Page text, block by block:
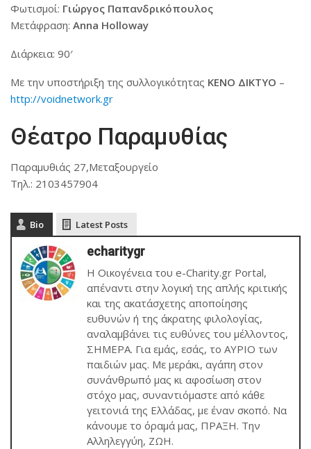
Φωτισμοί: Γιώργος Παπανδρικόπουλος
Μετάφραση: Anna Holloway
Διάρκεια: 90′
Με την υποστήριξη της συλλογικότητας ΚΕΝΟ ΔΙΚΤΥΟ –
http://voidnetwork.gr
Θέατρο Παραμυθίας
Παραμυθιάς 27,Μεταξουργείο
Τηλ.: 2103457904
Bio Latest Posts
echaritygr
Η Οικογένεια του e-Charity.gr Portal,
απέναντι στην λογική της απλής κριτικής
και της ακατάσχετης αποποίησης
ευθυνών ή της άκρατης φιλολογίας,
αναλαμβάνει τις ευθύνες του μέλλοντος,
ΣΗΜΕΡΑ. Για εμάς, εσάς, το ΑΥΡΙΟ των
παιδιών μας. Με μεράκι, αγάπη στον
συνάνθρωπό μας κι αφοσίωση στον
στόχο μας, συναντιόμαστε από κάθε
γειτονιά της Ελλάδας, με έναν σκοπό. Να
κάνουμε το όραμά μας, ΠΡΑΞΗ. Την
Αλληλεγγύη, ΖΩΗ.